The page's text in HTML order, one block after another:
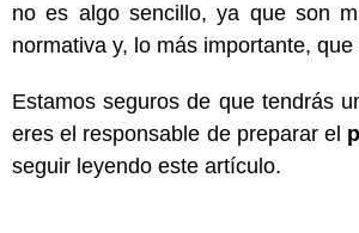
no es algo sencillo, ya que son
normativa y, lo más importante,
Estamos seguros de que tendrás
eres el responsable de preparar el
seguir leyendo este artículo.